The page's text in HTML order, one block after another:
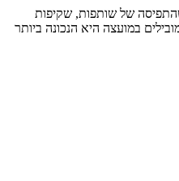
של שותפות, שקיפות
במועצה היא הנכונה ביותר